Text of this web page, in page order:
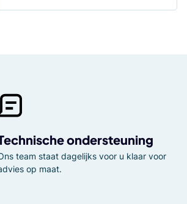
ondersteuning
team staat dagelijks voor u klaar voor
op maat.